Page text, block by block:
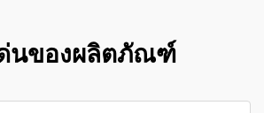
นของผลิตภัณฑ์